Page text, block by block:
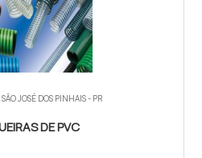
JOSÉ DOS PINHAIS - PR
DE PVC